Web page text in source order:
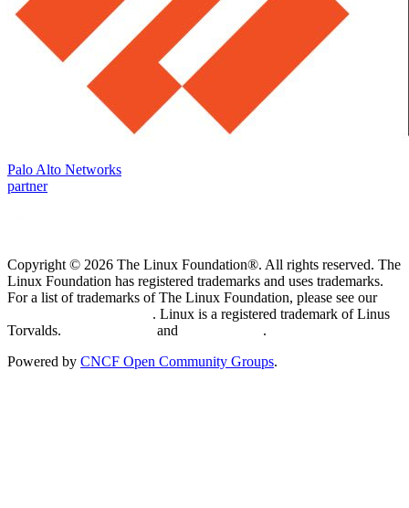
Palo Alto Networks
partner
Copyright © 2026 The Linux Foundation®. All rights reserved. The
Linux Foundation has registered trademarks and uses trademarks.
For a list of trademarks of The Linux Foundation, please see our
. Linux is a registered trademark of Linus
Torvalds.
and
.
Powered by CNCF Open Community Groups.